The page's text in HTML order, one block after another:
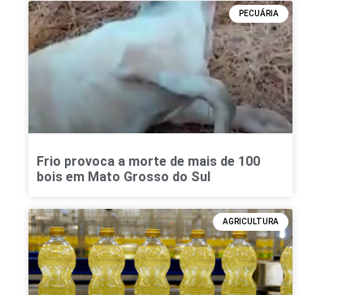
PECUÁRIA
Frio provoca a morte de mais de 100
bois em Mato Grosso do Sul
AGRICULTURA